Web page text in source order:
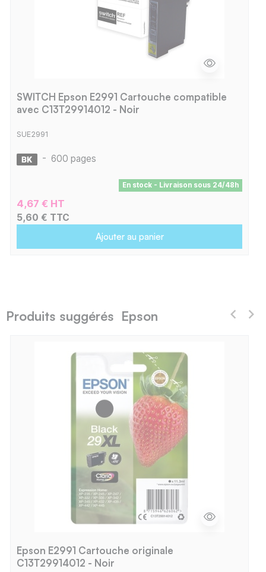
SWITCH Epson E2991 Cartouche compatible
avec C13T29914012 - Noir
SUE2991
- 600 pages
En stock - Livraison sous 24/48h
4,67 € HT
5,60 € TTC
Ajouter au panier
Produits suggérés Epson
Epson E2991 Cartouche originale
C13T29914012 - Noir